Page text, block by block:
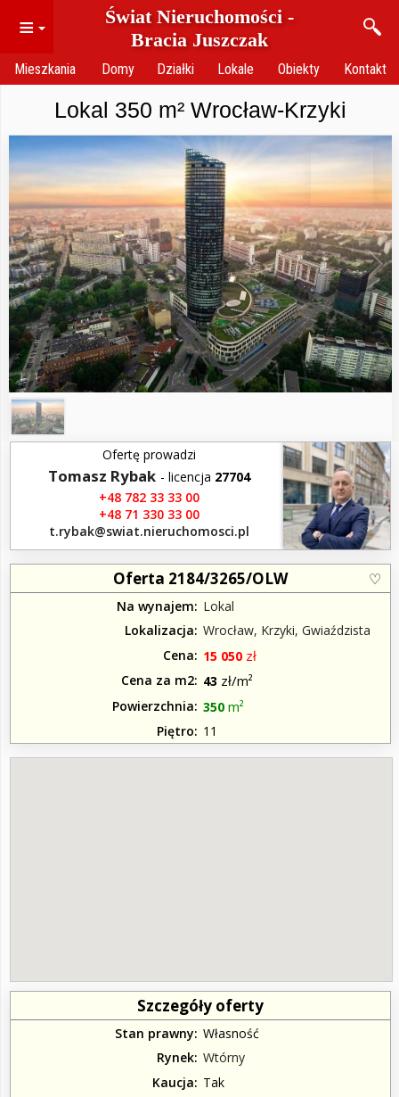
≡
Świat Nieruchomości -
Bracia Juszczak
Mieszkania Domy Działki Lokale Obiekty Kontakt
Lokal 350 m² Wrocław-Krzyki
1/1
Ofertę prowadzi
Tomasz Rybak - licencja 27704
+48 782 33 33 00
+48 71 330 33 00
t.rybak​@swiat.nieruchomosci.pl
Oferta 2184/3265/OLW
Na wynajem
Lokal
Lokalizacja Wrocław, Krzyki, Gwiaździsta
Cena
15 050 zł
Cena za m2 43 zł/m²
Powierzchnia 350 m²
Piętro 11
Szczegóły oferty
Stan prawny Własność
Rynek Wtórny
Kaucja
Tak